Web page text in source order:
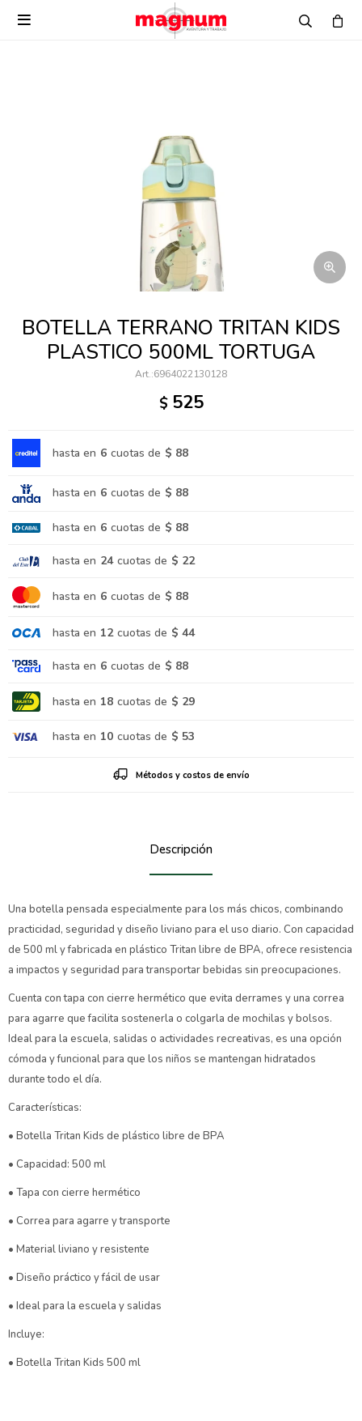

BOTELLA TERRANO TRITAN KIDS
PLASTICO 500ML TORTUGA
6964022130128
$ 525
hasta en 6 cuotas de $ 88
hasta en 6 cuotas de $ 88
hasta en 6 cuotas de $ 88
hasta en 24 cuotas de $ 22
hasta en 6 cuotas de $ 88
hasta en 12 cuotas de $ 44
hasta en 6 cuotas de $ 88
hasta en 18 cuotas de $ 29
hasta en 10 cuotas de $ 53
Métodos y costos de envío
Descripción
Una botella pensada especialmente para los más chicos, combinando
practicidad, seguridad y diseño liviano para el uso diario. Con capacidad
de 500 ml y fabricada en plástico Tritan libre de BPA, ofrece resistencia
a impactos y seguridad para transportar bebidas sin preocupaciones.
Cuenta con tapa con cierre hermético que evita derrames y una correa
para agarre que facilita sostenerla o colgarla de mochilas y bolsos.
Ideal para la escuela, salidas o actividades recreativas, es una opción
cómoda y funcional para que los niños se mantengan hidratados
durante todo el día.
Características:
• Botella Tritan Kids de plástico libre de BPA
• Capacidad: 500 ml
• Tapa con cierre hermético
• Correa para agarre y transporte
• Material liviano y resistente
• Diseño práctico y fácil de usar
• Ideal para la escuela y salidas
Incluye:
• Botella Tritan Kids 500 ml